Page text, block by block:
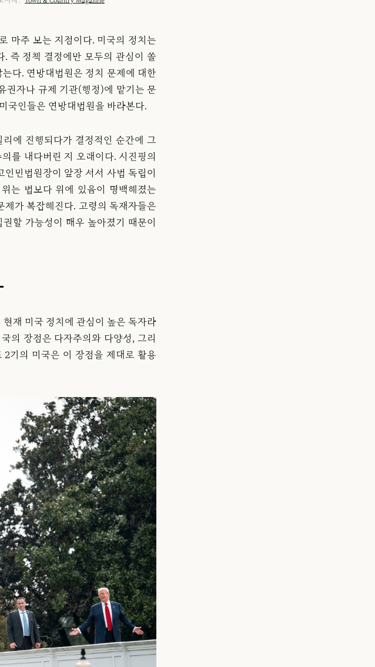
마주 보는 지점이다. 미국의 정치는
즉 정책 결정에만 모두의 관심이 쏠
다. 연방대법원은 정치 문제에 대한
권자나 규제 기관(행정)에 맡기는 문
국인들은 연방대법원을 바라본다.
에 진행되다가 결정적인 순간에 그
를 내다버린 지 오래이다. 시진핑의
민법원장이 앞장 서서 사법 독립이
는 법보다 위에 있음이 명백해졌는
제가 복잡해진다. 고령의 독재자들은
할 가능성이 매우 높아졌기 때문이
재 미국 정치에 관심이 높은 독자라
의 장점은 다자주의와 다양성, 그리
2기의 미국은 이 장점을 제대로 활용